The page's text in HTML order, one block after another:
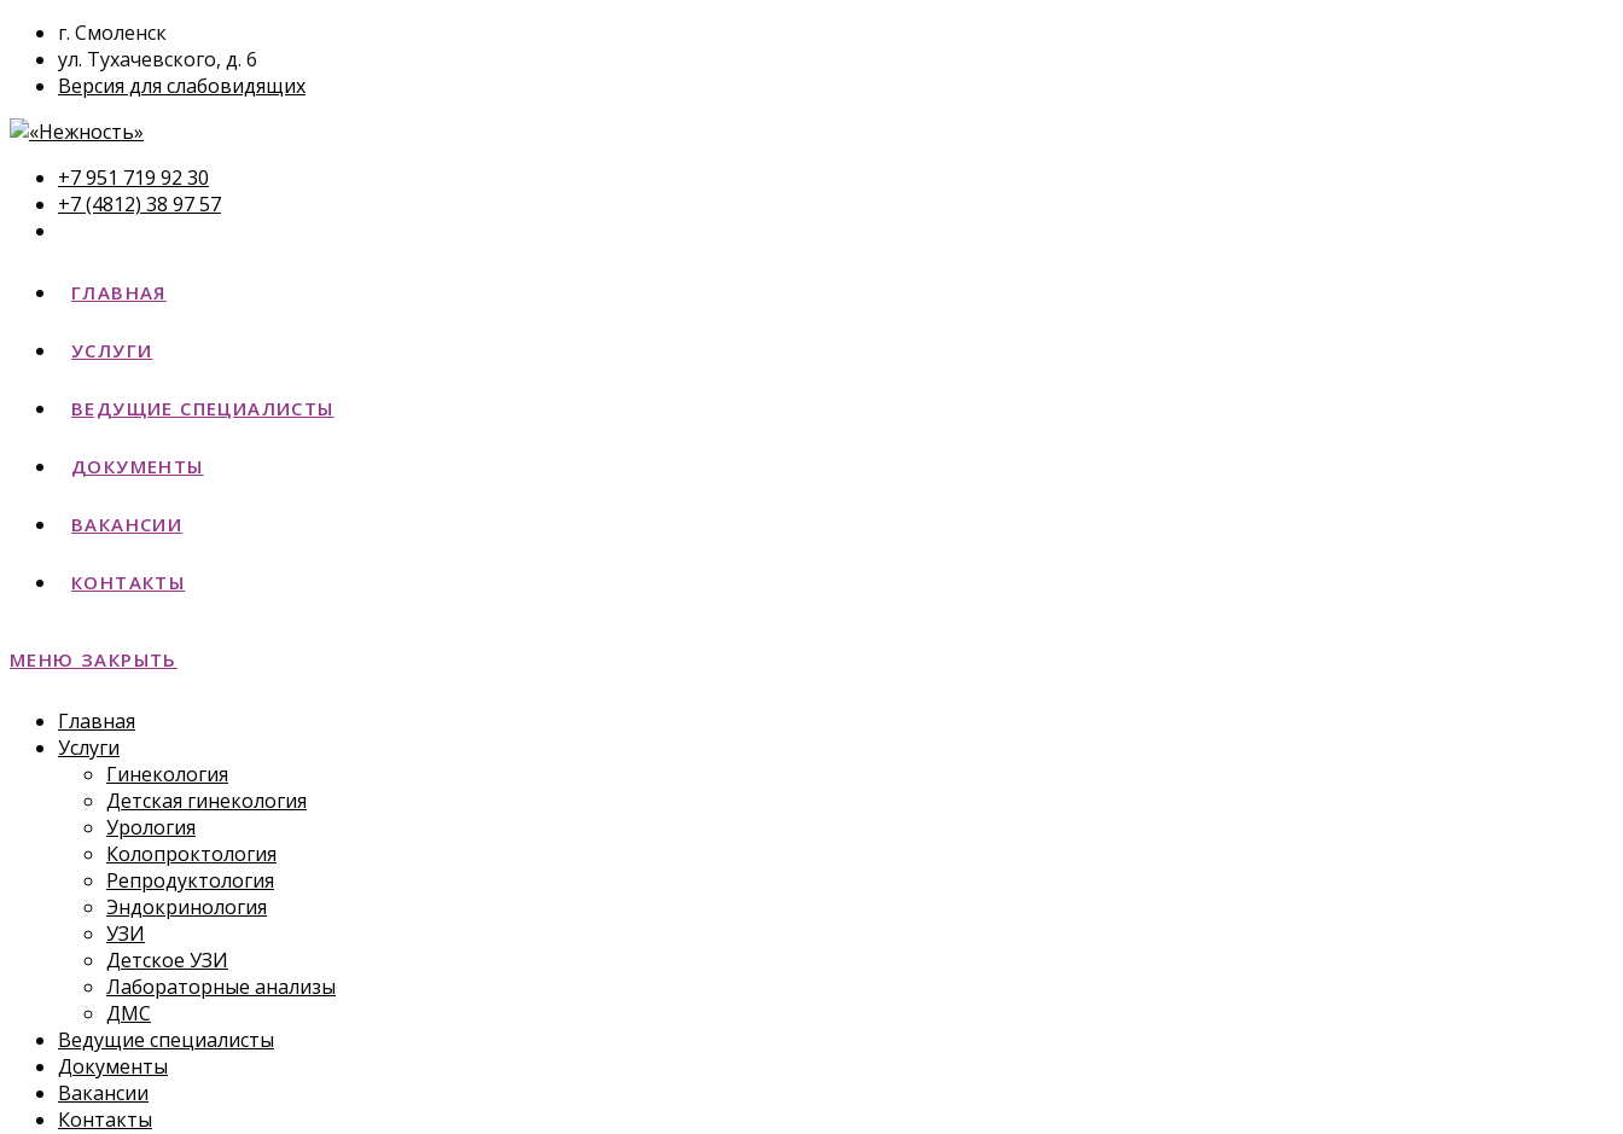
г. Смоленск
ул. Тухачевского, д. 6
Версия для слабовидящих
+7 951 719 92 30
+7 (4812) 38 97 57
ГЛАВНАЯ
УСЛУГИ
ВЕДУЩИЕ СПЕЦИАЛИСТЫ
ДОКУМЕНТЫ
ВАКАНСИИ
КОНТАКТЫ
МЕНЮ ЗАКРЫТЬ
Главная
Услуги
Гинекология
Детская гинекология
Урология
Колопроктология
Репродуктология
Эндокринология
УЗИ
Детское УЗИ
Лабораторные анализы
ДМС
Ведущие специалисты
Документы
Вакансии
Контакты